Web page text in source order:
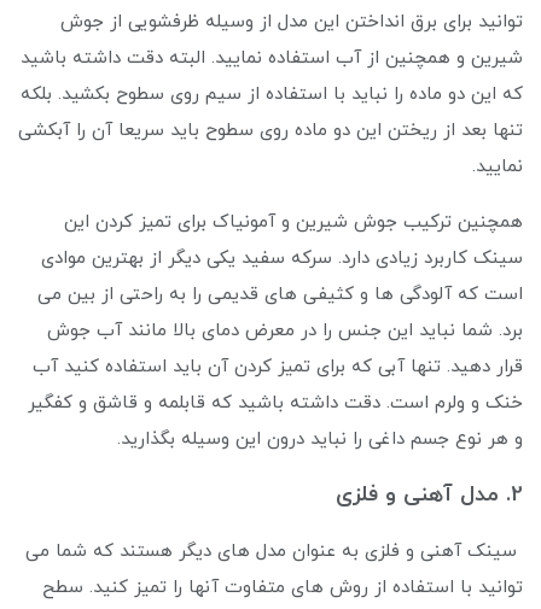
توانید برای برق انداختن این مدل از وسیله ظرفشویی از جوش
شیرین و همچنین از آب استفاده نمایید. البته دقت داشته باشید
که این دو ماده را نباید با استفاده از سیم روی سطوح بکشید. بلکه
تنها بعد از ریختن این دو ماده روی سطوح باید سریعا آن را آبکشی
نمایید.
همچنین ترکیب جوش شیرین و آمونیاک برای تمیز کردن این
سینک کاربرد زیادی دارد. سرکه سفید یکی دیگر از بهترین موادی
است که آلودگی ها و کثیفی های قدیمی را به راحتی از بین می
‌برد. شما نباید این جنس را در معرض دمای بالا مانند آب جوش
قرار دهید. تنها آبی که برای تمیز کردن آن باید استفاده کنید آب
خنک و ولرم است. دقت داشته باشید که قابلمه و قاشق و کفگیر
و هر نوع جسم داغی را نباید درون این وسیله بگذارید.
2. مدل آهنی و فلزی
سینک آهنی و فلزی به عنوان مدل های دیگر هستند که شما می
توانید با استفاده از روش‌ های متفاوت آنها را تمیز کنید. سطح